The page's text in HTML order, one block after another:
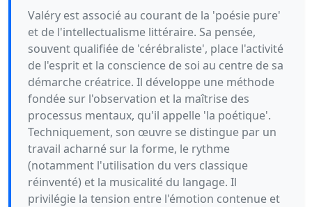
Valéry est associé au courant de la 'poésie pure'
et de l'intellectualisme littéraire. Sa pensée,
souvent qualifiée de 'cérébraliste', place l'activité
de l'esprit et la conscience de soi au centre de sa
démarche créatrice. Il développe une méthode
fondée sur l'observation et la maîtrise des
processus mentaux, qu'il appelle 'la poétique'.
Techniquement, son œuvre se distingue par un
travail acharné sur la forme, le rythme
(notamment l'utilisation du vers classique
réinventé) et la musicalité du langage. Il
privilégie la tension entre l'émotion contenue et